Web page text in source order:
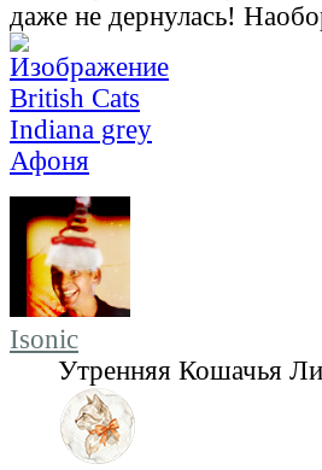
даже не дернулась!
British Cats
Indiana grey
Афоня
Isonic
Утренняя Кошачья